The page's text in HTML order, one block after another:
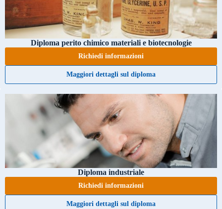
Diploma perito chimico materiali e biotecnologie
Richiedi informazioni
Maggiori dettagli sul diploma
Diploma industriale
Richiedi informazioni
Maggiori dettagli sul diploma